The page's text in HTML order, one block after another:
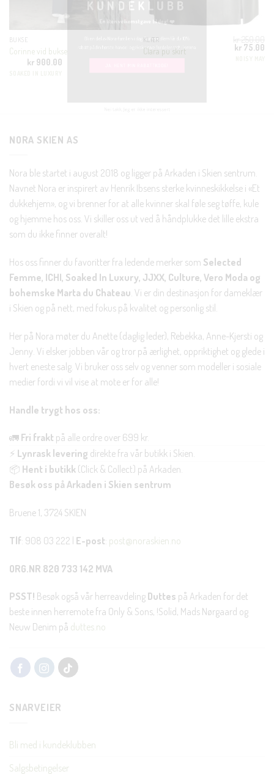
BUKSE
Corinne vid bukse
kr900.00
KLÆR
Clara pu skirt Opprinnelig
kr 75.00
NORA SKIEN AS
Nora ble startet i august 2018 og ligger på Arkaden i Skien sentrum.
Navnet Nora er inspirert av Henrik Ibsens sterke kvinneskikkelse i «Et
dukkehjem», og vi brenner for at alle kvinner skal føle seg tøffe, kule
og hjemme hos oss. Vi skiller oss ut ved å håndplukke det lille ekstra
som du ikke finner overalt!
Hos oss finner du favoritter fra ledende merker som Selected
Femme, ICHI, Soaked In Luxury, JJXX, Culture, Vero Moda og
bohemske Marta du Chateau . Vi er din destinasjon for dameklær
i Skien og på nett, med fokus på kvalitet og personlig stil.
Her på Nora møter du Anette (daglig leder), Rebekka, Anne-Kjersti og
Jenny. Vi elsker jobben vår og tror på ærlighet, oppriktighet og glede i
hvert eneste salg. Vi bruker oss selv og venner som modeller i sosiale
medier fordi vi vil vise at mote er for alle!
Handle trygt hos oss:
🚛 Fri frakt på alle ordre over 699 kr.
⚡ Lynrask levering direkte fra vår butikk i Skien.
📦 Hent i butikk (Click & Collect) på Arkaden.
Besøk oss på Arkaden i Skien sentrum
Bruene 1, 3724 SKIEN
Tlf: 908 03 222 | E-post: post@noraskien.no
ORG.NR 820 733 142 MVA
PSST! Besøk også vår herreavdeling Duttes på Arkaden for det
beste innen herremote fra Only & Sons, !Solid, Mads Nørgaard og
Neuw Denim på duttes.no
SNARVEIER
Bli med i kundeklubben
Salgsbetingelser
En liten velkomstgave til deg! ❤️
Bli en del av Nora-familien i dag. Som medlem får du 10%
rabatt på din første handel og eksklusive fordeler rett i lomma.
Nei takk, Jeg er ikke interessert